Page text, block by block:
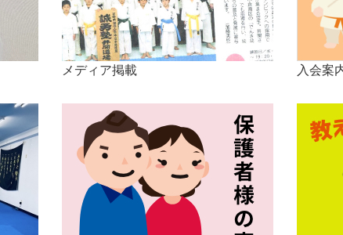
メディア掲載 入会案